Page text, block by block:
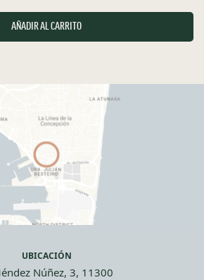
AÑADIR AL CARRITO
UBICACIÓN
Núñez, 3, 11300